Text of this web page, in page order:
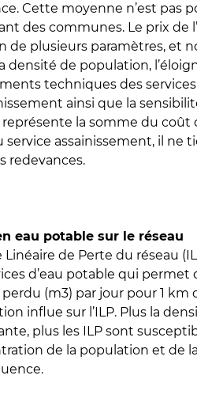
Cette moyenne n’est pas
des communes. Le prix de
de plusieurs paramètres, et
densité de population,
techniques des services
ainsi que la
la somme du coût
service assainissement, il ne
redevances.
eau potable sur le réseau
Linéaire de Perte du réseau
d’eau potable qui permet
(m3) par jour pour 1 km
influe sur l’ILP. Plus la
plus les ILP sont
de la population et de